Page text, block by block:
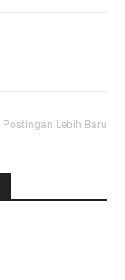
Postingan Lebih Baru